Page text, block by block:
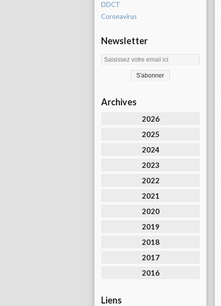
DDCT
Coronavirus
Newsletter
Archives
2026
2025
2024
2023
2022
2021
2020
2019
2018
2017
2016
Liens